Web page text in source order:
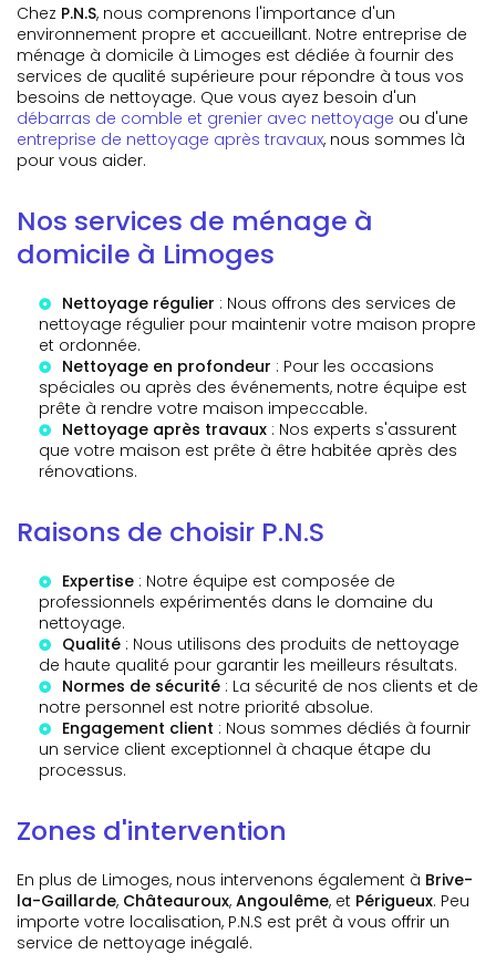
Chez P.N.S, nous comprenons l'importance d'un
environnement propre et accueillant. Notre entreprise de
ménage à domicile à Limoges est dédiée à fournir des
services de qualité supérieure pour répondre à tous vos
besoins de nettoyage. Que vous ayez besoin d'un
débarras de comble et grenier avec nettoyage ou d'une
entreprise de nettoyage après travaux, nous sommes là
pour vous aider.
Nos services de ménage à
domicile à Limoges
Nettoyage régulier : Nous offrons des services de
nettoyage régulier pour maintenir votre maison propre
et ordonnée.
Nettoyage en profondeur : Pour les occasions
spéciales ou après des événements, notre équipe est
prête à rendre votre maison impeccable.
Nettoyage après travaux : Nos experts s'assurent
que votre maison est prête à être habitée après des
rénovations.
Raisons de choisir P.N.S
Expertise : Notre équipe est composée de
professionnels expérimentés dans le domaine du
nettoyage.
Qualité : Nous utilisons des produits de nettoyage
de haute qualité pour garantir les meilleurs résultats.
Normes de sécurité : La sécurité de nos clients et de
notre personnel est notre priorité absolue.
Engagement client : Nous sommes dédiés à fournir
un service client exceptionnel à chaque étape du
processus.
Zones d'intervention
En plus de Limoges, nous intervenons également à Brive-
la-Gaillarde, Châteauroux, Angoulême, et Périgueux. Peu
importe votre localisation, P.N.S est prêt à vous offrir un
service de nettoyage inégalé.